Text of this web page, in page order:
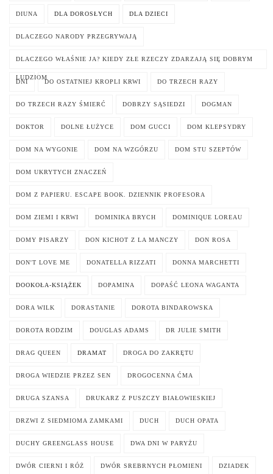
DIUNA DLA DOROSŁYCH DLA DZIECI
DLACZEGO NARODY PRZEGRYWAJĄ
DLACZEGO WŁAŚNIE JA? KIEDY ZŁE RZECZY ZDARZAJĄ SIĘ DOBRYM
LUDZIOM
DNI DO OSTATNIEJ KROPLI KRWI DO TRZECH RAZY
DO TRZECH RAZY ŚMIERĆ DOBRZY SĄSIEDZI DOGMAN
DOKTOR DOLNE ŁUŻYCE DOM GUCCI DOM KLEPSYDRY
DOM NA WYGONIE DOM NA WZGÓRZU DOM STU SZEPTÓW
DOM UKRYTYCH ZNACZEŃ
DOM Z PAPIERU. ESCAPE BOOK. DZIENNIK PROFESORA
DOM ZIEMI I KRWI DOMINIKA BRYCH DOMINIQUE LOREAU
DOMY PISARZY DON KICHOT Z LA MANCZY DON ROSA
DON'T LOVE ME DONATELLA RIZZATI DONNA MARCHETTI
DOOKOŁA-KSIĄŻEK DOPAMINA DOPAŚĆ LEONA WAGANTA
DORA WILK DORASTANIE DOROTA BINDAROWSKA
DOROTA RODZIM DOUGLAS ADAMS DR JULIE SMITH
DRAG QUEEN DRAMAT DROGA DO ZAKRĘTU
DROGA WIEDZIE PRZEZ SEN DROGOCENNA ĆMA
DRUGA SZANSA DRUKARZ Z PUSZCZY BIAŁOWIESKIEJ
DRZWI Z SIEDMIOMA ZAMKAMI DUCH DUCH OPATA
DUCHY GREENGLASS HOUSE DWA DNI W PARYŻU
DWÓR CIERNI I RÓŻ DWÓR SREBRNYCH PŁOMIENI DZIADEK